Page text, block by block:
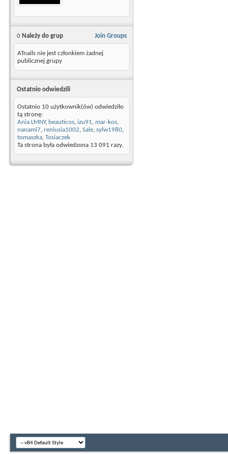
Join Groups
0 Należy do grup
ATnails nie jest członkiem żadnej
publicznej grupy
Ostatnio odwiedzili
Ostatnio 10 użytkownik(ów) odwiedziło
tą stronę:
Ania LMNY, beauticos, izu91, mar-kos,
nanami7, reniusia1002, Sale, sylw1980,
tomaszka, Tosiaczek
Ta strona była odwiedzona 13 091 razy.